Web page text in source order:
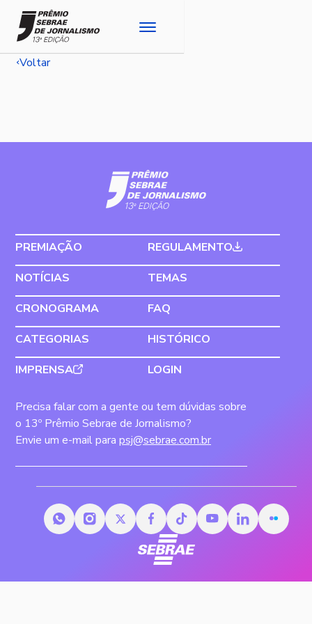
Voltar
PREMIAÇÃO
REGULAMENTO
NOTÍCIAS
TEMAS
CRONOGRAMA
FAQ
CATEGORIAS
HISTÓRICO
IMPRENSA
LOGIN
Precisa falar com a gente ou tem dúvidas sobre
o 13º Prêmio Sebrae de Jornalismo?
Envie um e-mail para psj@sebrae.com.br